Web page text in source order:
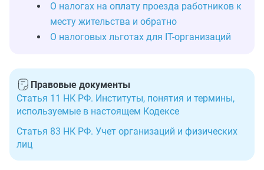
О налогах на оплату проезда работников к
месту жительства и обратно
О налоговых льготах для IT-организаций
Правовые документы
Статья 11 НК РФ. Институты, понятия и термины,
используемые в настоящем Кодексе
Статья 83 НК РФ. Учет организаций и физических
лиц